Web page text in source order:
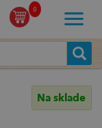
0
Na sklade